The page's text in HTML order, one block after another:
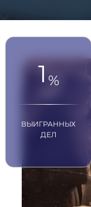
1%
ВЫИГРАННЫХ
ДЕЛ